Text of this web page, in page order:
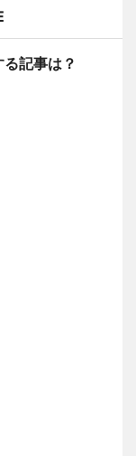
記事は？